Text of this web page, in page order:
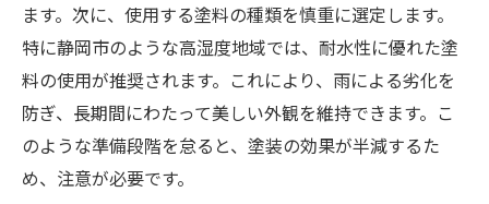
ます。次に、使用する塗料の種類を慎重に選定します。
特に静岡市のような高湿度地域では、耐水性に優れた塗
料の使用が推奨されます。これにより、雨による劣化を
防ぎ、長期間にわたって美しい外観を維持できます。こ
のような準備段階を怠ると、塗装の効果が半減するた
め、注意が必要です。